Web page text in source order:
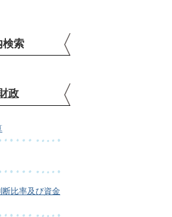
検索
政
比率及び資金